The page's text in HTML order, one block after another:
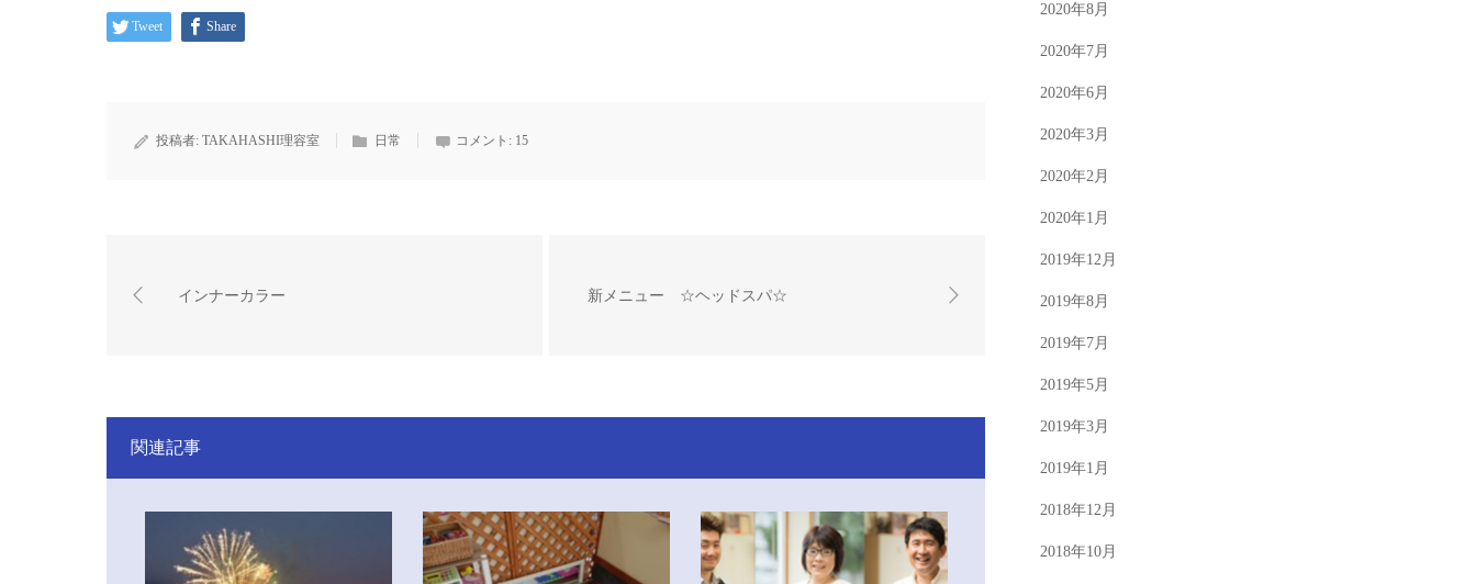
Tweet Share
投稿者: TAKAHASHI理容室 日常 コメント: 15
インナーカラー 新メニュー ☆ヘッドスパ☆
関連記事
2020年8月
2020年7月
2020年6月
2020年3月
2020年2月
2020年1月
2019年12月
2019年8月
2019年7月
2019年5月
2019年3月
2019年1月
2018年12月
2018年10月